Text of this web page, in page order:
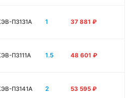
П3131A 1 37 881 ₽
П3111A 1.5 48 601 ₽
П3141A 2 53 595 ₽